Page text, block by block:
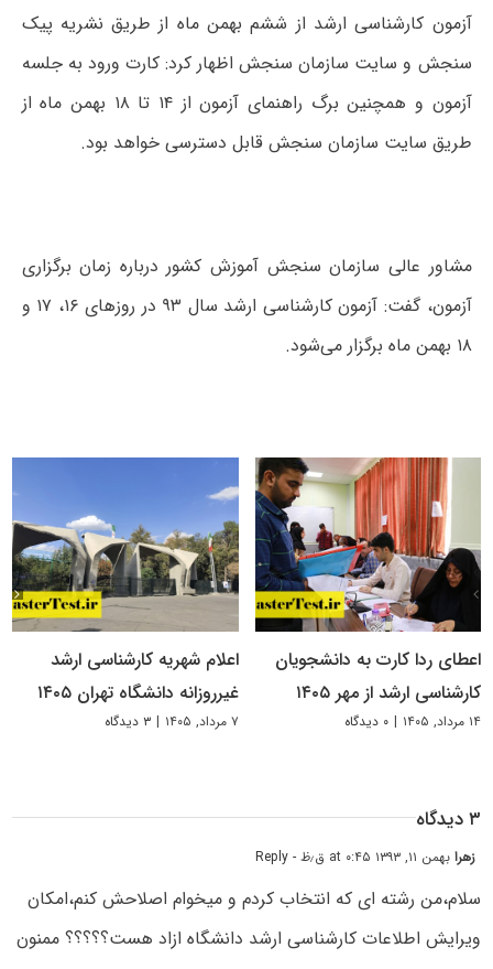
آزمون کارشناسی ارشد از ششم بهمن ماه از طریق نشریه پیک
سنجش و سایت سازمان سنجش اظهار کرد: کارت ورود به جلسه
آزمون و همچنین برگ راهنمای آزمون از ۱۴ تا ۱۸ بهمن ماه از
طریق سایت سازمان سنجش قابل دسترسی خواهد بود.
مشاور عالی سازمان سنجش آموزش کشور درباره زمان برگزاری
آزمون، گفت: آزمون کارشناسی ارشد سال ۹۳ در روزهای ۱۶، ۱۷ و
۱۸ بهمن ماه برگزار می‌شود.
اعطای ردا کارت به دانشجویان
کارشناسی ارشد از مهر ۱۴۰۵
۱۴ مرداد, ۱۴۰۵ | ۰ دیدگاه
اعلام شهریه کارشناسی ارشد
غیرروزانه دانشگاه تهران ۱۴۰۵
۷ مرداد, ۱۴۰۵ | ۳ دیدگاه
۳ دیدگاه
زهرابهمن ۱۱, ۱۳۹۳ at ۰:۴۵ ق٫ظ - Reply
سلام،من رشته ای که انتخاب کردم و میخوام اصلاحش کنم،امکان
ویرایش اطلاعات کارشناسی ارشد دانشگاه ازاد هست؟؟؟؟؟ ممنون